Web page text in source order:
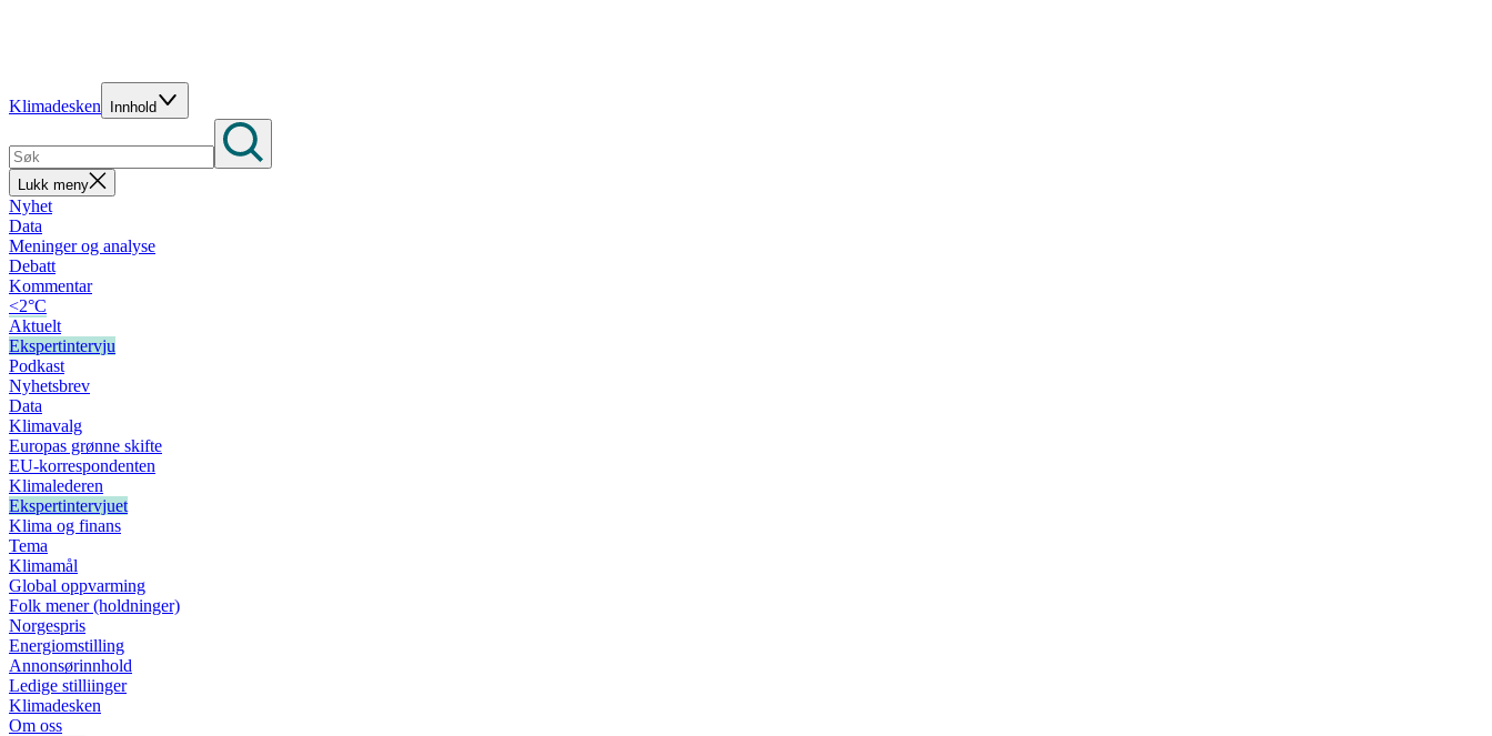
Klimadesken Innhold
Lukk meny
Nyhet
Data
Meninger og analyse
Debatt
Kommentar
<2°C
Aktuelt
Ekspertintervju
Podkast
Nyhetsbrev
Data
Klimavalg
Europas grønne skifte
EU-korrespondenten
Klimalederen
Ekspertintervjuet
Klima og finans
Tema
Klimamål
Global oppvarming
Folk mener (holdninger)
Norgespris
Energiomstilling
Annonsørinnhold
Ledige stilliinger
Klimadesken
Om oss